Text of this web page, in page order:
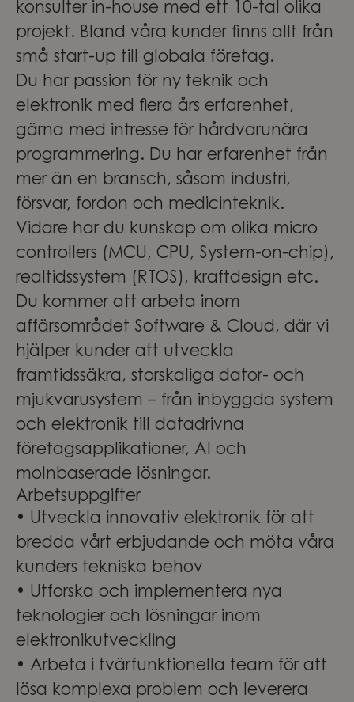
konsulter in-house med ett 10-tal olika
projekt. Bland våra kunder finns allt från
små start-up till globala företag.
Du har passion för ny teknik och
elektronik med flera års erfarenhet,
gärna med intresse för hårdvarunära
programmering. Du har erfarenhet från
mer än en bransch, såsom industri,
försvar, fordon och medicinteknik.
Vidare har du kunskap om olika micro
controllers (MCU, CPU, System-on-chip),
realtidssystem (RTOS), kraftdesign etc.
Du kommer att arbeta inom
affärsområdet Software & Cloud, där vi
hjälper kunder att utveckla
framtidssäkra, storskaliga dator- och
mjukvarusystem – från inbyggda system
och elektronik till datadrivna
företagsapplikationer, AI och
molnbaserade lösningar.
Arbetsuppgifter
• Utveckla innovativ elektronik för att
bredda vårt erbjudande och möta våra
kunders tekniska behov
• Utforska och implementera nya
teknologier och lösningar inom
elektronikutveckling
• Arbeta i tvärfunktionella team för att
lösa komplexa problem och leverera